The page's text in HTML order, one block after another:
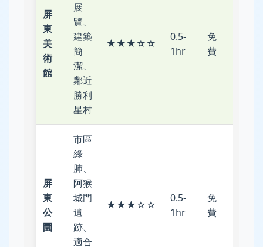
屏
東
美
術
館
展
覽、
建築
簡
潔、
鄰近
勝利
星村
★★★☆☆
0.5-
1hr
免
費
屏
東
公
園
市區
綠
肺、
阿猴
城門
遺
跡、
適合
★★★☆☆
0.5-
1hr
免
費